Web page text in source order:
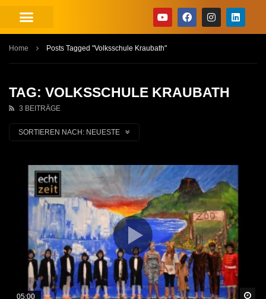
Home Posts Tagged "Volksschule Kraubath"
TAG: VOLKSSCHULE KRAUBATH
3 BEITRÄGE
SORTIEREN NACH: NEUESTE
05:00